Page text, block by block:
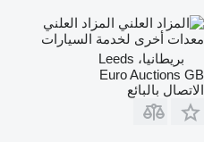
المزاد العلني
معدات أخرى لخدمة السيارات
بريطانيا، Leeds
Euro Auctions GB
الاتصال بالبائع